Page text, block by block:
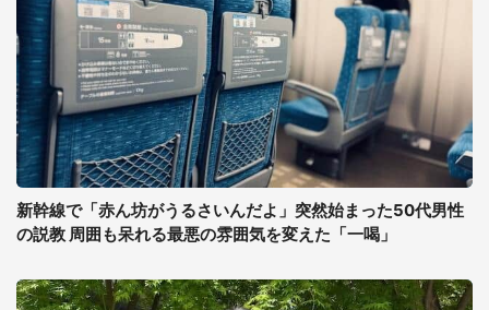
新幹線で「赤ん坊がうるさいんだよ」突然始まった50代男性
の説教 周囲も呆れる最悪の雰囲気を変えた「一喝」